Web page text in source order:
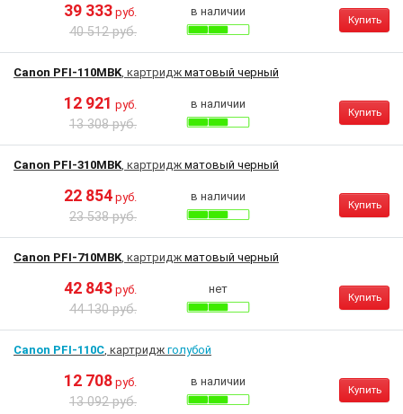
39 333 руб.
40 512 руб.
в наличии
Купить
Canon PFI-110MBK, картридж матовый черный
12 921 руб.
13 308 руб.
в наличии
Купить
Canon PFI-310MBK, картридж матовый черный
22 854 руб.
23 538 руб.
в наличии
Купить
Canon PFI-710MBK, картридж матовый черный
42 843 руб.
44 130 руб.
нет
Купить
Canon PFI-110C, картридж голубой
12 708 руб.
13 092 руб.
в наличии
Купить